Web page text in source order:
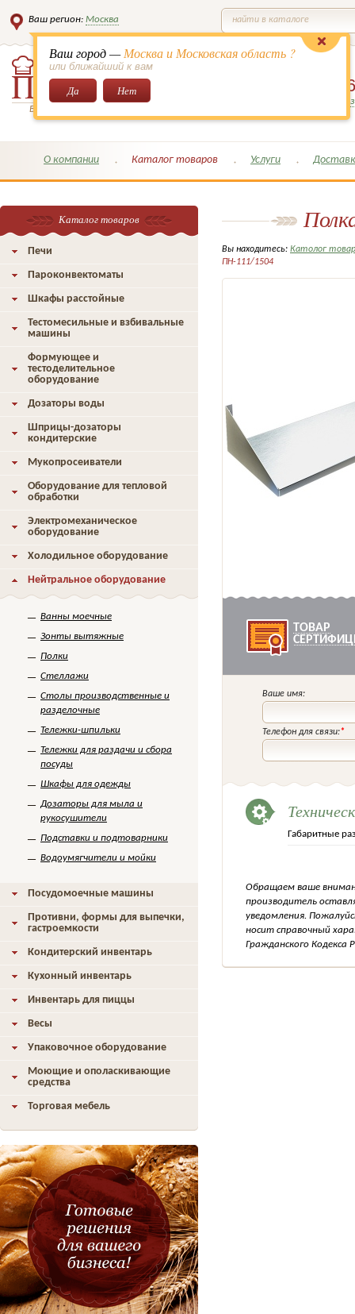
Ваш регион: Москва
Ваш город —Москва и Московская область ?
или ближайший к вам
Да Нет
найти в каталоге
Всё для кондитеров и поваров!
649-
Заказать обратный
О компании Каталог товаров Услуги
Вы находитесь: Католог
ПН-111/1504
ТОВАР
Ваше имя:
Телефон для связи:*
Габаритные
Обращаем ваше
производитель
уведомления.
носит справочный
Гражданского Кодекса
Каталог товаров
Печи
Пароконвектоматы
Шкафы расстойные
Тестомесильные и взбивальные
машины
Формующее и
тестоделительное
оборудование
Дозаторы воды
Шприцы-дозаторы
кондитерские
Мукопросеиватели
Оборудование для тепловой
обработки
Электромеханическое
оборудование
Холодильное оборудование
Нейтральное оборудование
Ванны моечные
Зонты вытяжные
Полки
Стеллажи
Столы производственные и
разделочные
Тележки-шпильки
Тележки для раздачи и сбора
посуды
Шкафы для одежды
Дозаторы для мыла и
рукосушители
Подставки и подтоварники
Водоумягчители и мойки
Посудомоечные машины
Противни, формы для выпечки,
гастроемкости
Кондитерский инвентарь
Кухонный инвентарь
Инвентарь для пиццы
Весы
Упаковочное оборудование
Моющие и ополаскивающие
средства
Торговая мебель